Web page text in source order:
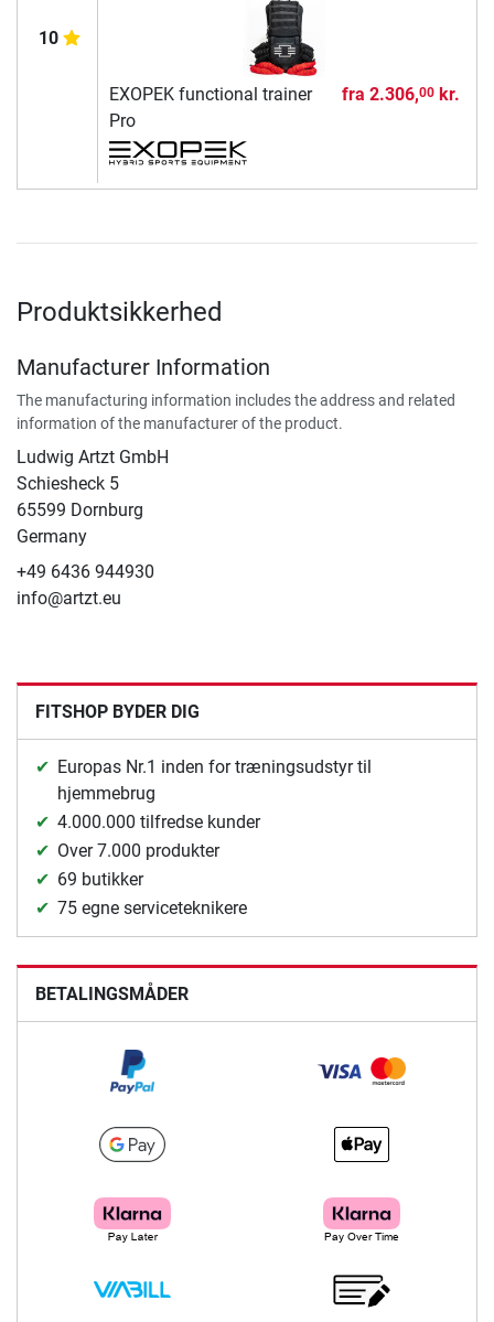
10
EXOPEK functional trainer
Pro
fra 2.306,00kr.
Produktsikkerhed
Manufacturer Information
The manufacturing information includes the address and related
information of the manufacturer of the product.
Ludwig Artzt GmbH
Schiesheck 5
65599 Dornburg
Germany
+49 6436 944930
info@artzt.eu
FITSHOP BYDER DIG
Europas Nr.1 inden for træningsudstyr til
hjemmebrug
4.000.000 tilfredse kunder
Over 7.000 produkter
69 butikker
75 egne serviceteknikere
BETALINGSMÅDER